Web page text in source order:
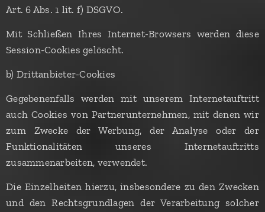
Art. 6 Abs. 1 lit. f) DSGVO.
Mit Schließen Ihres Internet-Browsers werden diese
Session-Cookies gelöscht.
b) Drittanbieter-Cookies
Gegebenenfalls werden mit unserem Internetauftritt
auch Cookies von Partnerunternehmen, mit denen wir
zum Zwecke der Werbung, der Analyse oder der
Funktionalitäten unseres Internetauftritts
zusammenarbeiten, verwendet.
Die Einzelheiten hierzu, insbesondere zu den Zwecken
und den Rechtsgrundlagen der Verarbeitung solcher